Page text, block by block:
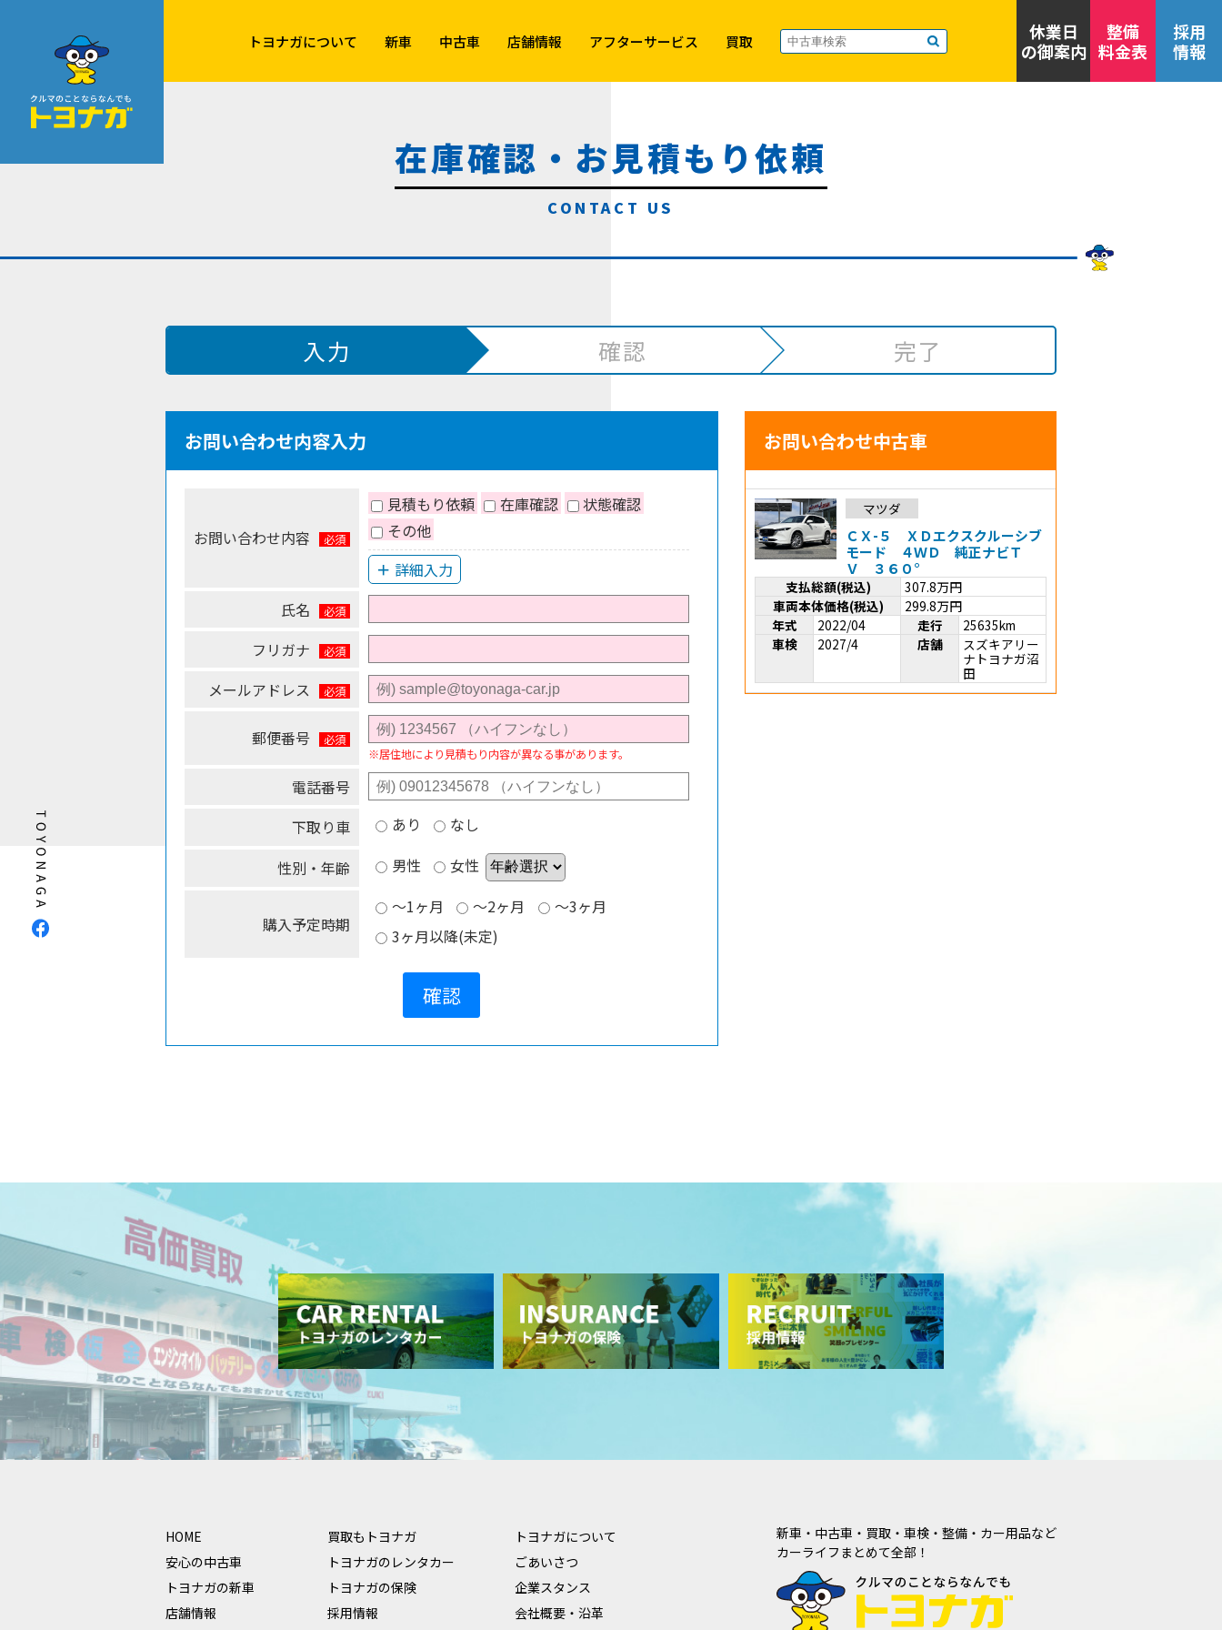
トヨナガについて 新車 中古車 店舗情報 アフターサービス 買取
休業日
の御案内
整備
料金表
採用
情報
在庫確認・お見積もり依頼
入力 確認 完了
お問い合わせ中古車
マツダ
ＣＸ-５ ＸＤエクスクルーシブ
モード ４ＷＤ 純正ナビＴ
Ｖ ３６０°
支払総額(税込) 307.8万円
車両本体価格(税込)
299.8万円
年式
2022/04 走行
25635km
車検
2027/4 店舗
スズキアリー
ナトヨナガ沼
田
お問い合わせ内容入力
お問い合わせ内容
見積もり依頼 在庫確認
状態確認
その他
詳細入力
氏名
フリガナ
メールアドレス
郵便番号
※居住地により見積もり内容が異なる事があります。
電話番号
下取り車
あり
なし
性別・年齢
男性 女性
購入予定時期
～1ヶ月 ～2ヶ月
～3ヶ月
3ヶ月以降(未定)
HOME
安心の中古車
トヨナガの新車
店舗情報
買取もトヨナガ
トヨナガのレンタカー
トヨナガの保険
採用情報
トヨナガについて
ごあいさつ
企業スタンス
会社概要・沿革
新車・中古車・買取・車検・整備・カー用品など
カーライフまとめて全部！